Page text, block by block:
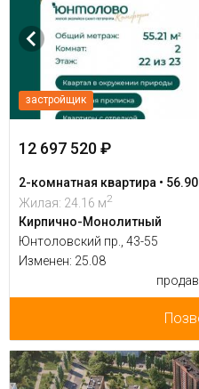
застройщик
12 697 520 ₽
2-комнатная квартира •
Жилая: 24.16 м2
Кирпично-Монолитный
Юнтоловский пр., 43-55
Изменен: 25.08